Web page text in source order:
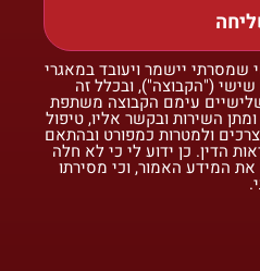
שמסרתי יישמר ויעובד במאגרי
("הקבוצה"), ובכלל זה
עימם הקבוצה משתפת
השירות ובקשר אליו, טיפול
ולמטרות כמפורט ובהתאם
הדין. כן ידוע לי כי לא חלה
את המידע האמור, וכי מסירתו